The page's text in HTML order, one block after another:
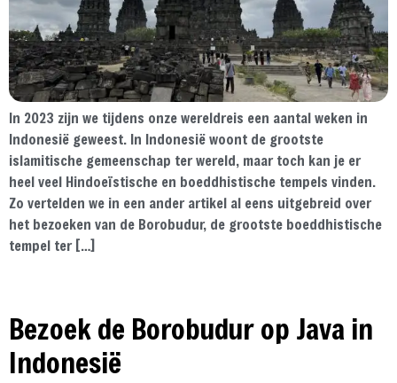
In 2023 zijn we tijdens onze wereldreis een aantal weken in
Indonesië geweest. In Indonesië woont de grootste
islamitische gemeenschap ter wereld, maar toch kan je er
heel veel Hindoeïstische en boeddhistische tempels vinden.
Zo vertelden we in een ander artikel al eens uitgebreid over
het bezoeken van de Borobudur, de grootste boeddhistische
tempel ter […]
Bezoek de Borobudur op Java in
Indonesië